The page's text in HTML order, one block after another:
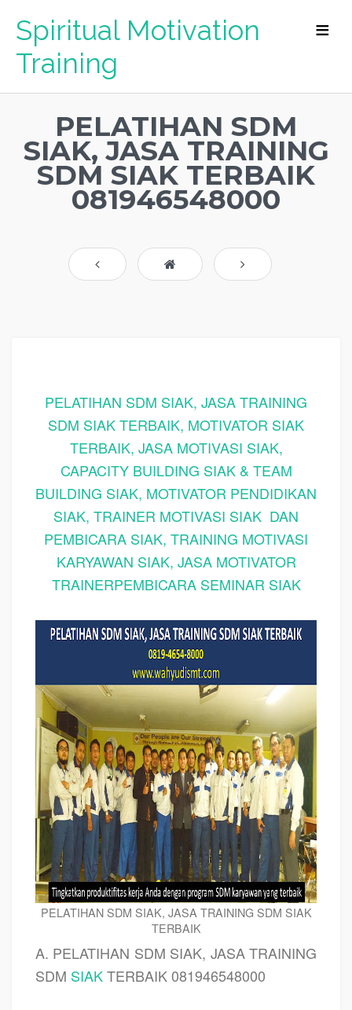
Spiritual Motivation
Training
PELATIHAN SDM
SIAK, JASA TRAINING
SDM SIAK TERBAIK
081946548000
PELATIHAN SDM SIAK, JASA TRAINING
SDM SIAK TERBAIK, MOTIVATOR SIAK
TERBAIK, JASA MOTIVASI SIAK,
CAPACITY BUILDING SIAK & TEAM
BUILDING SIAK, MOTIVATOR PENDIDIKAN
SIAK, TRAINER MOTIVASI SIAK DAN
PEMBICARA SIAK, TRAINING MOTIVASI
KARYAWAN SIAK, JASA MOTIVATOR
TRAINERPEMBICARA SEMINAR SIAK
PELATIHAN SDM SIAK, JASA TRAINING SDM SIAK
TERBAIK
A. PELATIHAN SDM SIAK, JASA TRAINING
SDM SIAKTERBAIK 081946548000